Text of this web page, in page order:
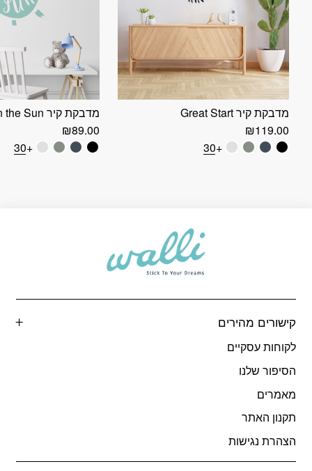
מדבקת קיר Great Start
₪119.00
+30
מדבקת קיר Fun in the Sun
₪89.00
+30
קישורים מהירים
לקוחות עסקיים
הסיפור שלנו
מאמרים
תקנון האתר
הצהרת נגישות